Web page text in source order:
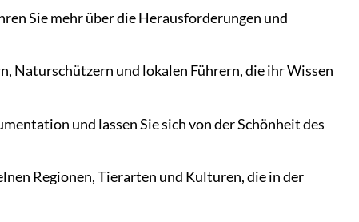
Sie mehr über die Herausforderungen und
Naturschützern und lokalen Führern, die ihr Wissen
und lassen Sie sich von der Schönheit des
Regionen, Tierarten und Kulturen, die in der